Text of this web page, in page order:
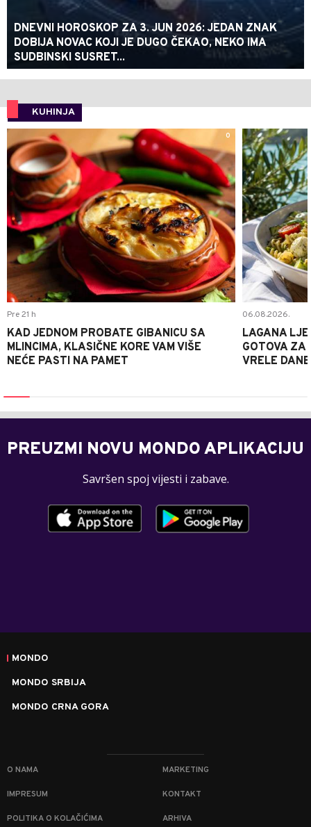
DNEVNI HOROSKOP ZA 3. JUN 2026: JEDAN ZNAK
DOBIJA NOVAC KOJI JE DUGO ČEKAO, NEKO IMA
SUDBINSKI SUSRET...
KUHINJA
0
Pre 21 h
KAD JEDNOM PROBATE GIBANICU SA
MLINCIMA, KLASIČNE KORE VAM VIŠE
NEĆE PASTI NA PAMET
06.08.2026.
LAGANA
GOTOVA ZA
VRELE DANE
PREUZMI NOVU MONDO APLIKACIJU
Savršen spoj vijesti i zabave.
MONDO
MONDO SRBIJA
MONDO CRNA GORA
O NAMA MARKETING
IMPRESUM KONTAKT
POLITIKA O KOLAČIĆIMA ARHIVA